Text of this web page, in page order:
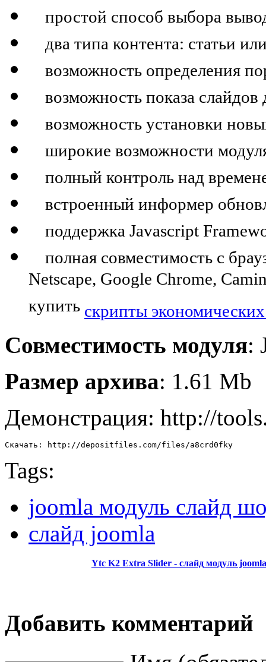
простой способ выбора
два типа контента: статьи
возможность определения
возможность показа слайдов
возможность установки
широкие возможности
полный контроль над
встроенный информер
поддержка Javascript
полная совместимость с
Netscape, Google Chrome,
купить скрипты
Совместимость модуля:
Размер архива: 1.61 Mb
Демонстрация: http://
Скачать: http://depositfiles.com/files/a8crd0fky
Tags:
joomla модуль слайд
слайд joomla
Ytc K2 Extra Slider - слайд модуль
Добавить комментарий